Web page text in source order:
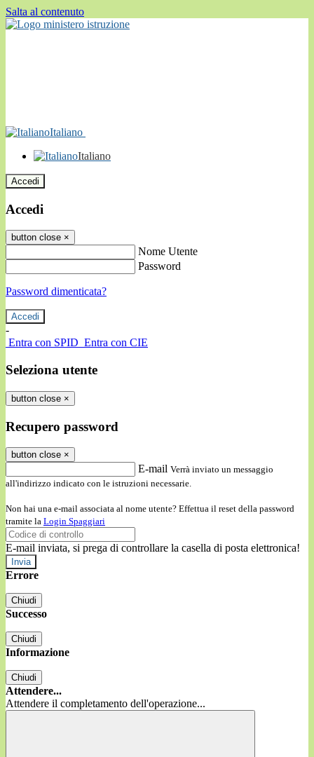
Salta al contenuto
Italiano
Italiano
Accedi
Accedi
button close ×
Nome Utente
Password
Password dimenticata?
-
Entra con SPID Entra con CIE
Seleziona utente
button close ×
Recupero password
button close ×
E-mail Verrà inviato un messaggio
all'indirizzo indicato con le istruzioni necessarie.
Non hai una e-mail associata al nome utente? Effettua il reset della password
tramite la Login Spaggiari
E-mail inviata, si prega di controllare la casella di posta elettronica!
Errore
Chiudi
Successo
Chiudi
Informazione
Chiudi
Attendere...
Attendere il completamento dell'operazione...